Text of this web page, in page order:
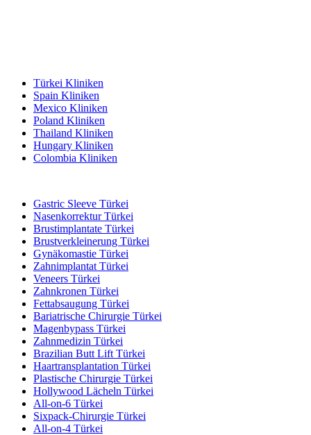
Türkei Kliniken
Spain Kliniken
Mexico Kliniken
Poland Kliniken
Thailand Kliniken
Hungary Kliniken
Colombia Kliniken
Gastric Sleeve Türkei
Nasenkorrektur Türkei
Brustimplantate Türkei
Brustverkleinerung Türkei
Gynäkomastie Türkei
Zahnimplantat Türkei
Veneers Türkei
Zahnkronen Türkei
Fettabsaugung Türkei
Bariatrische Chirurgie Türkei
Magenbypass Türkei
Zahnmedizin Türkei
Brazilian Butt Lift Türkei
Haartransplantation Türkei
Plastische Chirurgie Türkei
Hollywood Lächeln Türkei
All-on-6 Türkei
Sixpack-Chirurgie Türkei
All-on-4 Türkei